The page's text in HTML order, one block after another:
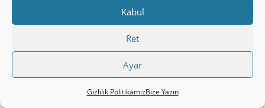
Kabul
Ret
Ayar
Gizlilik PolitikamızBize Yazın
linki okuyup, ona gore cevaplarimizi yazarsak daha
http://hristiyanturk.com/showthread.php?